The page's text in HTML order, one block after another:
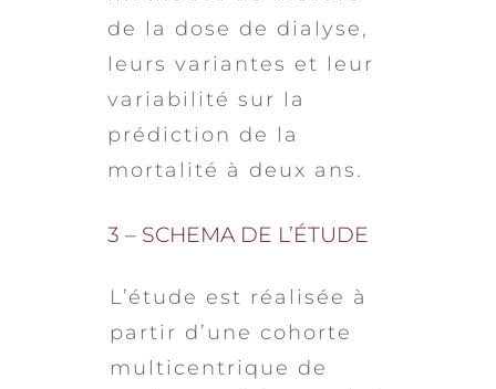
de la dose de dialyse,
leurs variantes et leur
variabilité sur la
prédiction de la
mortalité à deux ans.
3 – SCHEMA DE L’ÉTUDE
L’étude est réalisée à
partir d’une cohorte
multicentrique de